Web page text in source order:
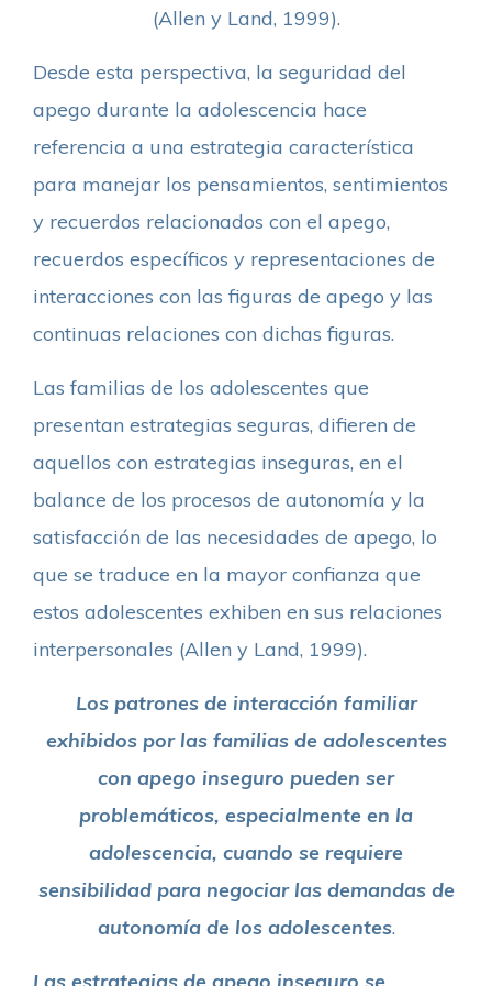
(Allen y Land, 1999).
Desde esta perspectiva, la seguridad del
apego durante la adolescencia hace
referencia a una estrategia característica
para manejar los pensamientos, sentimientos
y recuerdos relacionados con el apego,
recuerdos específicos y representaciones de
interacciones con las figuras de apego y las
continuas relaciones con dichas figuras.
Las familias de los adolescentes que
presentan estrategias seguras, difieren de
aquellos con estrategias inseguras, en el
balance de los procesos de autonomía y la
satisfacción de las necesidades de apego, lo
que se traduce en la mayor confianza que
estos adolescentes exhiben en sus relaciones
interpersonales (Allen y Land, 1999).
Los patrones de interacción familiar
exhibidos por las familias de adolescentes
con apego inseguro pueden ser
problemáticos, especialmente en la
adolescencia, cuando se requiere
sensibilidad para negociar las demandas de
autonomía de los adolescentes.
Las estrategias de apego inseguro se